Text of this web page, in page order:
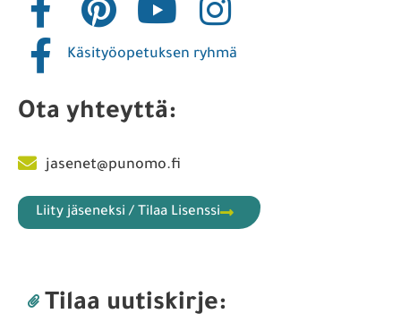
Käsityöopetuksen ryhmä
Ota yhteyttä:
jasenet@punomo.fi
Liity jäseneksi / Tilaa Lisenssi
Tilaa uutiskirje: